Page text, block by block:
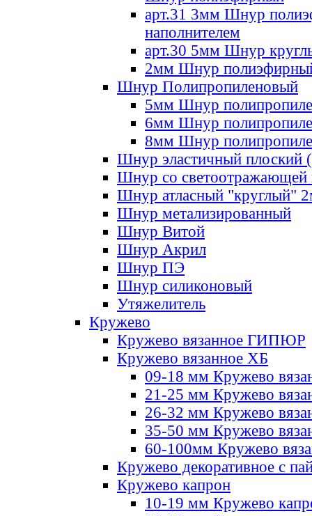
арт.31 3мм Шнур
наполнителем
арт.30 5мм Шнур
2мм Шнур
Шнур Полипропиленовый
5мм Шнур
6мм Шнур
8мм Шнур
Шнур эластичный плоский
Шнур со светоотражающей
Шнур атласный "круглый"
Шнур метализированный
Шнур Витой
Шнур Акрил
Шнур ПЭ
Шнур силиконовый
Утяжелитель
Кружево
Кружево вязанное ГИПЮР
Кружево вязанное ХБ
09-18 мм Кружево
21-25 мм Кружево
26-32 мм Кружево
35-50 мм Кружево
60-100мм Кружево
Кружево декоративное с
Кружево капрон
10-19 мм Кружево